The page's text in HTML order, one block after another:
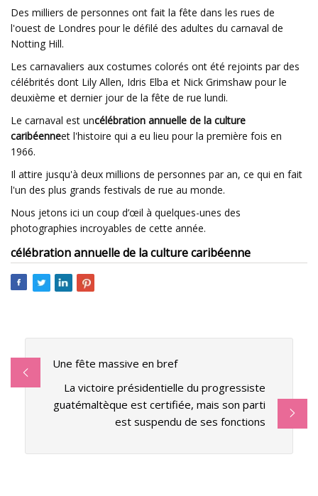
Des milliers de personnes ont fait la fête dans les rues de
l'ouest de Londres pour le défilé des adultes du carnaval de
Notting Hill.
Les carnavaliers aux costumes colorés ont été rejoints par des
célébrités dont Lily Allen, Idris Elba et Nick Grimshaw pour le
deuxième et dernier jour de la fête de rue lundi.
Le carnaval est uncélébration annuelle de la culture
caribéenneet l'histoire qui a eu lieu pour la première fois en
1966.
Il attire jusqu'à deux millions de personnes par an, ce qui en fait
l'un des plus grands festivals de rue au monde.
Nous jetons ici un coup d’œil à quelques-unes des
photographies incroyables de cette année.
célébration annuelle de la culture caribéenne
Une fête massive en bref
La victoire présidentielle du progressiste
guatémaltèque est certifiée, mais son parti
est suspendu de ses fonctions